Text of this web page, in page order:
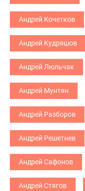
Андрей Кочетков
Андрей Кудряшов
Андрей Люльчак
Андрей Мунтян
Андрей Разборов
Андрей Решетнев
Андрей Сафонов
Андрей Стягов